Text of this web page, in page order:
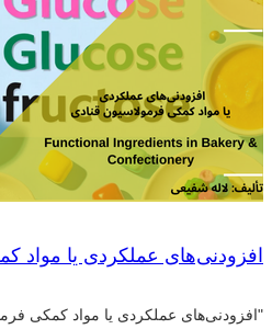
افزودنی‌های عملکردی یا مواد